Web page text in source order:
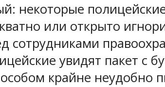
некоторые
или открыто
сотрудниками
увидят пакет с
крайне неудобно